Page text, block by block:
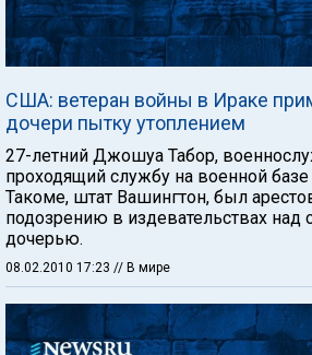
США: ветеран войны в Ираке
дочери пытку утоплением
27-летний Джошуа Табор,
проходящий службу на военной
Такоме, штат Вашингтон, был
подозрению в издевательствах над
дочерью.
08.02.2010 17:23 // В мире